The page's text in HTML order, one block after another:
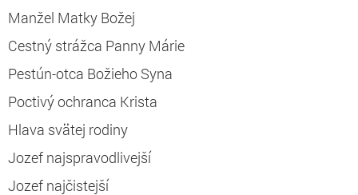
Manžel Matky Božej
Cestný strážca Panny Márie
Pestún-otca Božieho Syna
Poctivý ochranca Krista
Hlava svätej rodiny
Jozef najspravodlivejší
Jozef najčistejší